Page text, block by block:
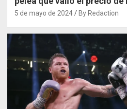
5 de mayo de 2024 By Redaction